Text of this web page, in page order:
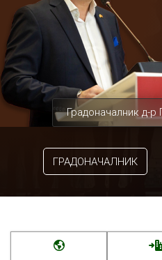
Градоначалник д-
ГРАДОНАЧАЛНИК